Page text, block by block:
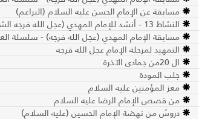
مسابقة عن الإمام الحسن عليه السلام (البراعم)
النشاط 13 - أنشد للإمام المهدي (عجل الله فرجه الشريف) - البراعم
مسابقة الإمام المهدي (عجل الله فرجه) - سلسلة
التمهيد لمرحلة الإمام عجل الله فرجه
ال 20من جمادى الآخرة
جلب المودة
معز المؤمنين عليه السلام
من قصص الإمام الرضا عليه السلام
دروسٌ من نهضة الإمام الحسين (عليه السلام)